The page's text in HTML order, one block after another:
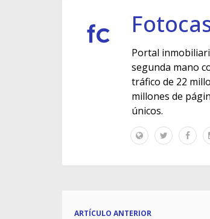
Portal
segunda mano
tráfico de 22
millones de
únicos.
ARTÍCULO ANTERIOR